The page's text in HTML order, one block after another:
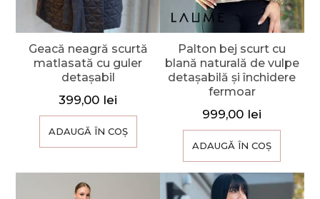
Geacă neagră scurtă
matlasată cu guler
detașabil
399,00 lei
ADAUGĂ ÎN COȘ
Palton bej scurt cu
blană naturală de vulpe
detașabilă și închidere
fermoar
999,00 lei
ADAUGĂ ÎN COȘ